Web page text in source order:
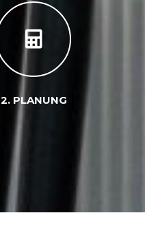
2. PLANUNG